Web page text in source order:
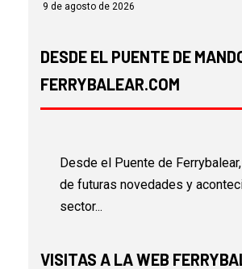
9 de agosto de 2026
DESDE EL PUENTE DE
FERRYBALEAR.COM
Desde el Puente de
de futuras novedades y
sector...
VISITAS A LA WEB